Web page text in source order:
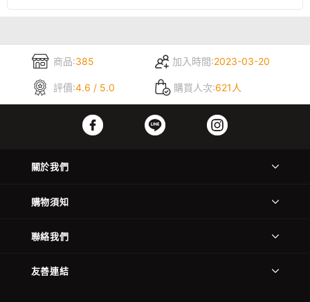
商品:385 加入時間:2023-03-20
評價:4.6 / 5.0 購買人次:621人
關於我們
購物須知
聯絡我們
友善連結